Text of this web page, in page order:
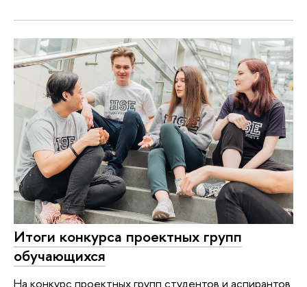
Итоги конкурса проектных групп
обучающихся
На конкурс проектных групп студентов и аспирантов